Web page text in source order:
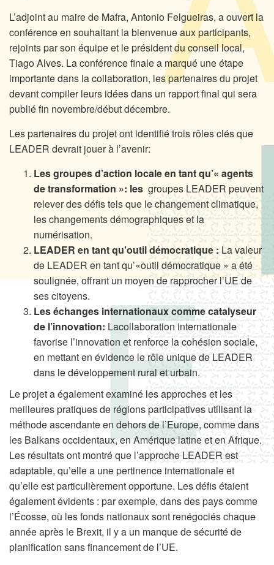
L’adjoint au maire de Mafra, Antonio Felgueiras, a ouvert la
conférence en souhaitant la bienvenue aux participants,
rejoints par son équipe et le président du conseil local,
Tiago Alves. La conférence finale a marqué une étape
importante dans la collaboration, les partenaires du projet
devant compiler leurs idées dans un rapport final qui sera
publié fin novembre/début décembre.
Les partenaires du projet ont identifié trois rôles clés que
LEADER devrait jouer à l’avenir:
Les groupes d’action locale en tant qu’« agents
de transformation »: les groupes LEADER peuvent
relever des défis tels que le changement climatique,
les changements démographiques et la
numérisation.
LEADER en tant qu’outil démocratique :La valeur
de LEADER en tant qu’«outil démocratique » a été
soulignée, offrant un moyen de rapprocher l’UE de
ses citoyens.
Les échanges internationaux comme catalyseur
de l’innovation: Lacollaboration internationale
favorise l’innovation et renforce la cohésion sociale,
en mettant en évidence le rôle unique de LEADER
dans le développement rural et urbain.
Le projet a également examiné les approches et les
meilleures pratiques de régions participatives utilisant la
méthode ascendante en dehors de l’Europe, comme dans
les Balkans occidentaux, en Amérique latine et en Afrique.
Les résultats ont montré que l’approche LEADER est
adaptable, qu’elle a une pertinence internationale et
qu’elle est particulièrement opportune. Les défis étaient
également évidents : par exemple, dans des pays comme
l’Écosse, où les fonds nationaux sont renégociés chaque
année après le Brexit, il y a un manque de sécurité de
planification sans financement de l’UE.